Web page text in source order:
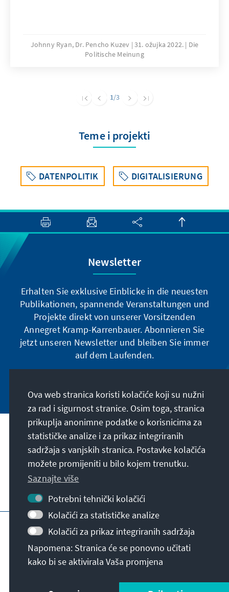
Johnny Ryan, Dr. Pencho Kuzev 31. ožujka 2022.
Die
Politische Meinung
1/3
Teme i projekti
DATENPOLITIK DIGITALISIERUNG
Newsletter
Erhalten Sie exklusive Einblicke in die neuesten
Publikationen, spannende Veranstaltungen und
Projekte direkt von unserer Vorsitzenden
Annegret Kramp-Karrenbauer. Abonnieren Sie
jetzt unseren Newsletter und bleiben Sie immer
auf dem Laufenden.
Naša misija
Kontakt
Ostale ponude zaklade
Impresum
Erklärung zur Barrierefreiheit
Barriere melden
Sitemap
© Konrad-Adenauer-Stiftung e.V. 2026
Ova web stranica koristi kolačiće koji su nužni
za rad i sigurnost stranice. Osim toga, stranica
prikuplja anonimne podatke o korisnicima za
statističke analize i za prikaz integriranih
sadržaja s vanjskih stranica. Postavke kolačića
možete promijeniti u bilo kojem trenutku.
Saznajte više
Potrebni tehnički kolačići
Kolačići za statističke analize
Kolačići za prikaz integriranih sadržaja
Napomena: Stranica će se ponovno učitati
kako bi se aktivirala Vaša promjena